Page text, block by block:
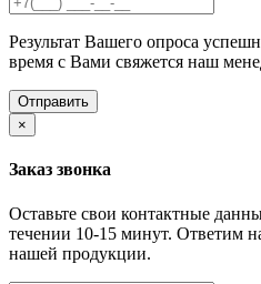
Результат Вашего опроса
время с Вами свяжется наш
×
Заказ звонка
Оставьте свои контактные
течении 10-15 минут. Ответим
нашей продукции.